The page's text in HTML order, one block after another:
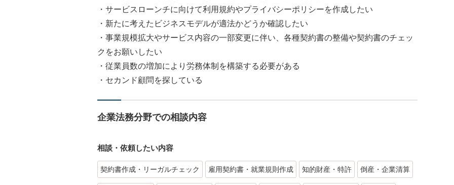
・サービスローンチに向けて利用規約やプライバシーポリシーを作成したい
・新たに考えたビジネスモデルが適法かどうか確認したい
・事業規模拡大やサービス内容の一部変更に伴い、各種契約書の整備や契約書のチェッ
クをお願いしたい
・従業員数の増加により労務体制を構築する必要がある
・セカンド顧問を探している
企業法務分野での相談内容
相談・依頼したい内容
契約書作成・リーガルチェック 雇用契約書・就業規則作成 知的財産・特許 倒産・企業清算